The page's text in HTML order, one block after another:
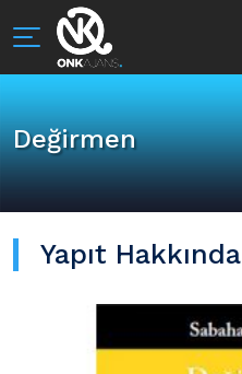
Değirmen
Yapıt Hakkında